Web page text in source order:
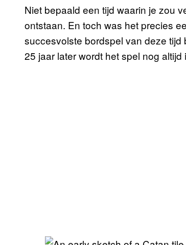
Niet bepaald een tijd waarin je zou
ontstaan. En toch was het precies
succesvolste bordspel van deze
25 jaar later wordt het spel nog